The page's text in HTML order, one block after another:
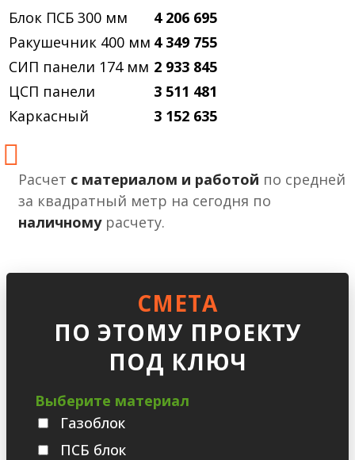
Блок ПСБ 300 мм
4 206 695
Ракушечник 400 мм 4 349 755
СИП панели 174 мм 2 933 845
ЦСП панели
3 511 481
Каркасный
3 152 635
Расчет с материалом и работой по средней
за квадратный метр на сегодня по
наличномурасчету.
СМЕТА
ПО ЭТОМУ ПРОЕКТУ
ПОД КЛЮЧ
Выберите материал
Газоблок
ПСБ блок